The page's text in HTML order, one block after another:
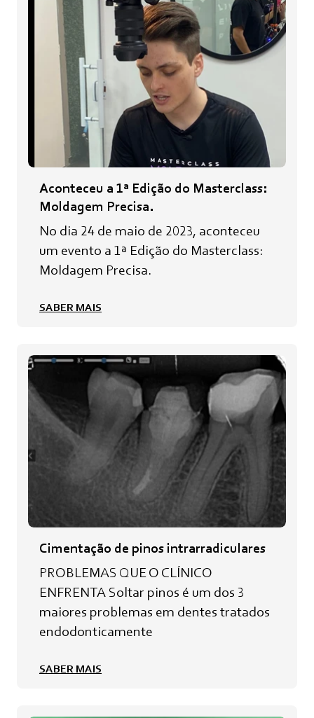
Aconteceu a 1ª Edição do Masterclass:
Moldagem Precisa.
No dia 24 de maio de 2023, aconteceu
um evento a 1ª Edição do Masterclass:
Moldagem Precisa.
SABER MAIS
Cimentação de pinos intrarradiculares
PROBLEMAS QUE O CLÍNICO
ENFRENTA Soltar pinos é um dos 3
maiores problemas em dentes tratados
endodonticamente
SABER MAIS